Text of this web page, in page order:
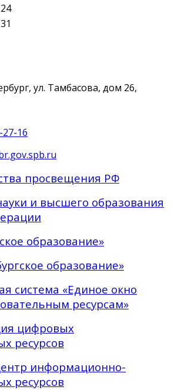
24
31
ул. Тамбасова, дом 26,
27-16
просвещения РФ
и высшего образования
образование»
образование»
система «Единое окно
ресурсам»
цифровых
ресурсов
информационно-
ресурсов